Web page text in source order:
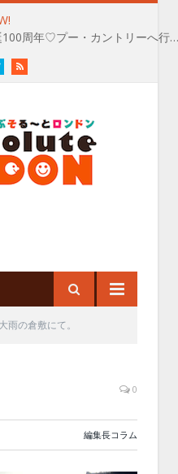
祝！『くまのプーさん』生誕100周年♡プー・カントリーへ行こう♪
TwitterRSS
大雨の倉敷にて。
0
編集長コラム